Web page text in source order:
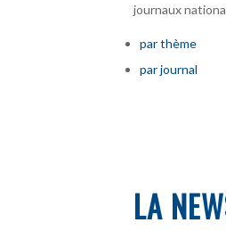
journaux
par thème
par journal
LA